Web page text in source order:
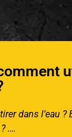
dans l’eau ?
….